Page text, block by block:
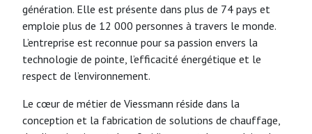
génération. Elle est présente dans plus de 74 pays et
emploie plus de 12 000 personnes à travers le monde.
L’entreprise est reconnue pour sa passion envers la
technologie de pointe, l’efficacité énergétique et le
respect de l’environnement.
Le cœur de métier de Viessmann réside dans la
conception et la fabrication de solutions de chauffage,